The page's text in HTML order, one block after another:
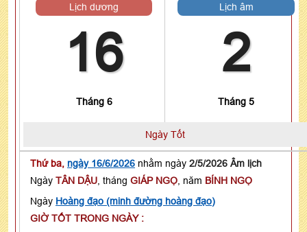
Lịch dương
16
Tháng 6
Lịch âm
2
Tháng 5
Ngày Tốt
Thứ ba, ngày 16/6/2026 nhằm ngày 2/5/2026 Âm lịch
Ngày TÂN DẬU , tháng GIÁP NGỌ , năm BÍNH NGỌ
Ngày Hoàng đạo (minh đường hoàng đạo)
GIỜ TỐT TRONG NGÀY :